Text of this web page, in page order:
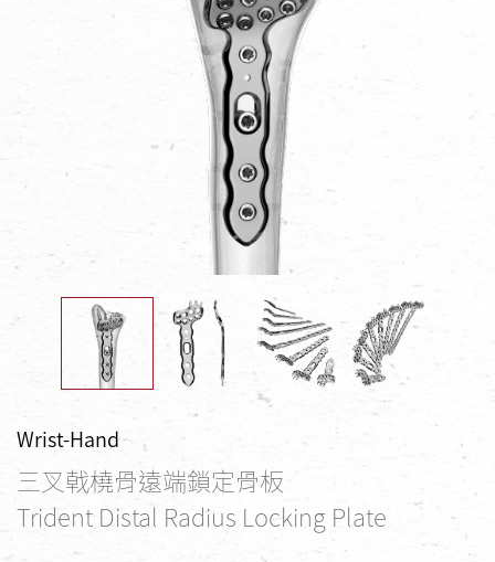
人才招募
聯絡我們
Wrist-Hand
三叉戟橈骨遠端鎖定骨板
Trident Distal Radius Locking Plate